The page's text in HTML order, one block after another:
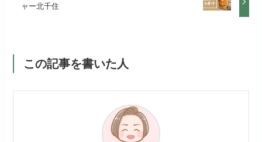
ャー北千住
この記事を書いた人